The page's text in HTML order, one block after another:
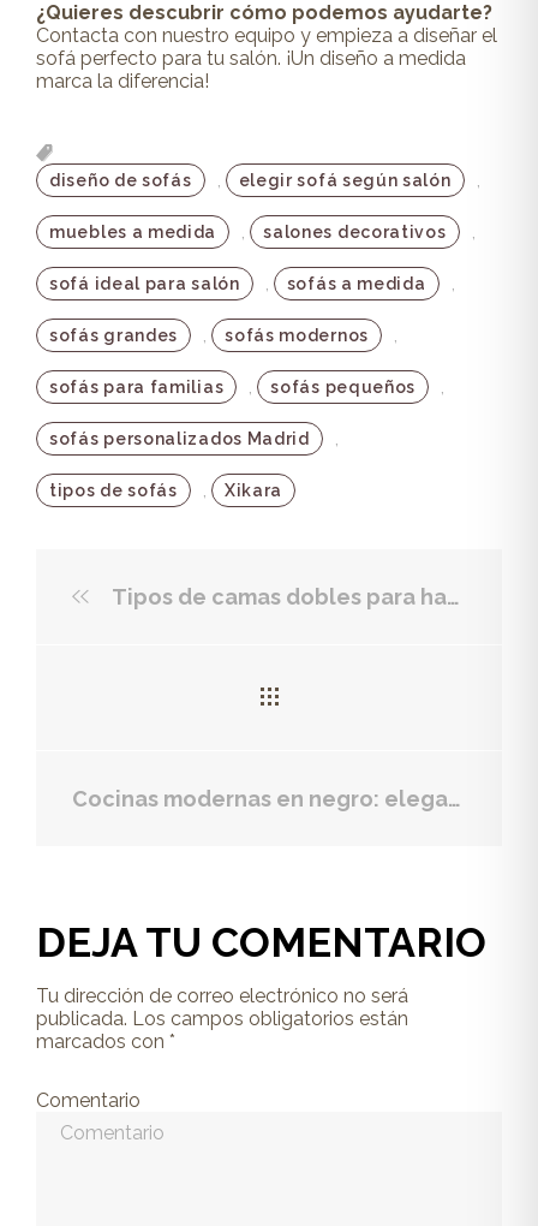
¿Quieres descubrir cómo podemos ayudarte?
Contacta con nuestro equipo y empieza a diseñar el
sofá perfecto para tu salón. ¡Un diseño a medida
marca la diferencia!
diseño de sofás , elegir sofá según salón ,
muebles a medida , salones decorativos ,
sofá ideal para salón , sofás a medida ,
sofás grandes , sofás modernos ,
sofás para familias , sofás pequeños ,
sofás personalizados Madrid ,
tipos de sofás , Xikara
Tipos de camas dobles para habitaciones juveniles
Cocinas modernas en negro: elegancia y estilo
DEJA TU COMENTARIO
Tu dirección de correo electrónico no será
publicada. Los campos obligatorios están
marcados con *
Comentario